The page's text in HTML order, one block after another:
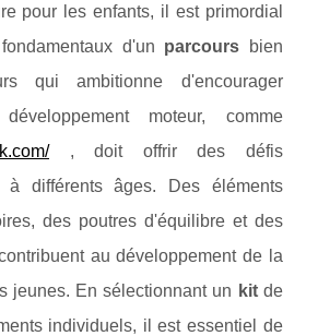
pour les enfants, il est primordial
d'un parcours bien
qui ambitionne d'encourager
moteur, comme
, doit offrir des défis
à différents âges. Des éléments
des poutres d'équilibre et des
au développement de la
jeunes. En sélectionnant un kitde
individuels, il est essentiel de